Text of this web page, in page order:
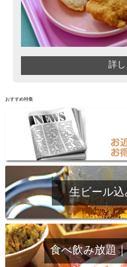
詳
おすすめ特集
生ビール込
食べ飲み放題